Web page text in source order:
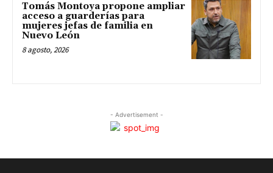
Tomás Montoya propone ampliar
acceso a guarderías para
mujeres jefas de familia en
Nuevo León
8 agosto, 2026
- Advertisement -